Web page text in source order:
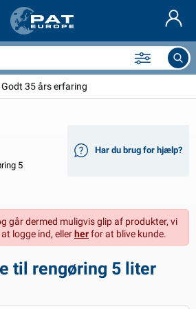
udvendig
Vælg PAT Europe!
Godt 35 års erfaring
5
Har du brug for hjælp?
går dermed muligvis glip af produkter, vi
logge ind, ellerherfor at blive kunde.
til rengøring 5 liter